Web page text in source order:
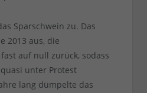
Sparschwein zu. Das
2013 aus, die
auf null zurück, sodass
unter Protest
lang dümpelte das